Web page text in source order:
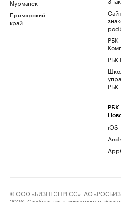
Мурманск
Приморский
край
Сайт
РБК
РБК
РБК
РБК
iOS
© ООО «БИЗНЕСПРЕСС», АО